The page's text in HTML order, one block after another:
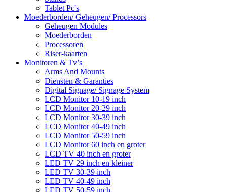
Tablet Pc's
Moederborden/ Geheugen/ Processors
Geheugen Modules
Moederborden
Processoren
Riser-kaarten
Monitoren & Tv’s
Arms And Mounts
Diensten & Garanties
Digital Signage/ Signage System
LCD Monitor 10-19 inch
LCD Monitor 20-29 inch
LCD Monitor 30-39 inch
LCD Monitor 40-49 inch
LCD Monitor 50-59 inch
LCD Monitor 60 inch en groter
LCD TV 40 inch en groter
LED TV 29 inch en kleiner
LED TV 30-39 inch
LED TV 40-49 inch